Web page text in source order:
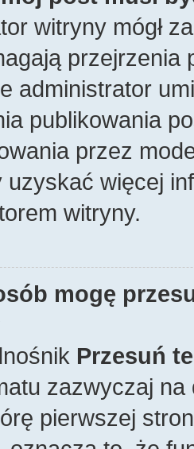
witryny mógł
przejrzenia
administrator
publikowania
przez
uzyskać więcej
witryny.
mogę
Przesuń
zazwyczaj
pierwszej